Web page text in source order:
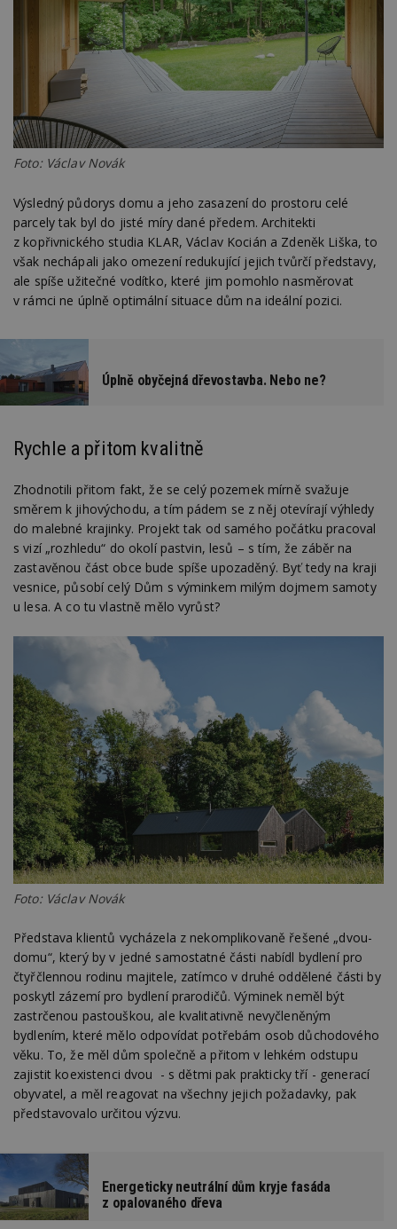
Foto: Václav Novák
Výsledný půdorys domu a jeho zasazení do prostoru celé
parcely tak byl do jisté míry dané předem. Architekti
z kopřivnického studia KLAR, Václav Kocián a Zdeněk Liška, to
však nechápali jako omezení redukující jejich tvůrčí představy,
ale spíše užitečné vodítko, které jim pomohlo nasměrovat
v rámci ne úplně optimální situace dům na ideální pozici.
Úplně obyčejná dřevostavba. Nebo ne?
Rychle a přitom kvalitně
Zhodnotili přitom fakt, že se celý pozemek mírně svažuje
směrem k jihovýchodu, a tím pádem se z něj otevírají výhledy
do malebné krajinky. Projekt tak od samého počátku pracoval
s vizí „rozhledu“ do okolí pastvin, lesů – s tím, že záběr na
zastavěnou část obce bude spíše upozaděný. Byť tedy na kraji
vesnice, působí celý Dům s výminkem milým dojmem samoty
u lesa. A co tu vlastně mělo vyrůst?
Foto: Václav Novák
Představa klientů vycházela z nekomplikovaně řešené „dvou-
domu“, který by v jedné samostatné části nabídl bydlení pro
čtyřčlennou rodinu majitele, zatímco v druhé oddělené části by
poskytl zázemí pro bydlení prarodičů. Výminek neměl být
zastrčenou pastouškou, ale kvalitativně nevyčleněným
bydlením, které mělo odpovídat potřebám osob důchodového
věku. To, že měl dům společně a přitom v lehkém odstupu
zajistit koexistenci dvou - s dětmi pak prakticky tří - generací
obyvatel, a měl reagovat na všechny jejich požadavky, pak
představovalo určitou výzvu.
Energeticky neutrální dům kryje fasáda
z opalovaného dřeva